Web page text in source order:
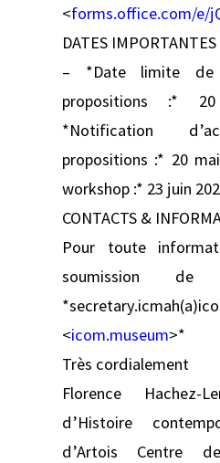
<forms.office.com/e/
DATES IMPORTANTES
– *Date limite de
propositions :*
*Notification
propositions :* 20
workshop :* 23 juin
CONTACTS &
Pour toute
soumission de
<icom.museum>*
Très cordialement
Florence Hachez-
d’Histoire
d’Artois Centre